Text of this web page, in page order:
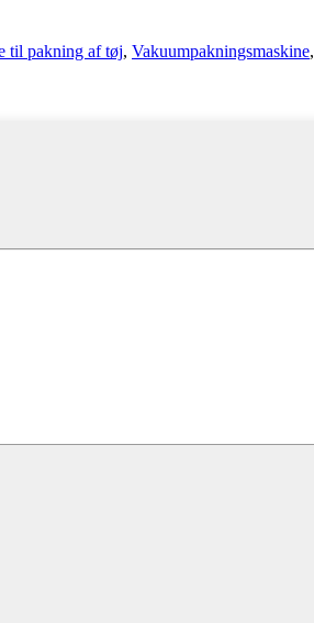
til pakning af tøj, Vakuumpakningsmaskine,